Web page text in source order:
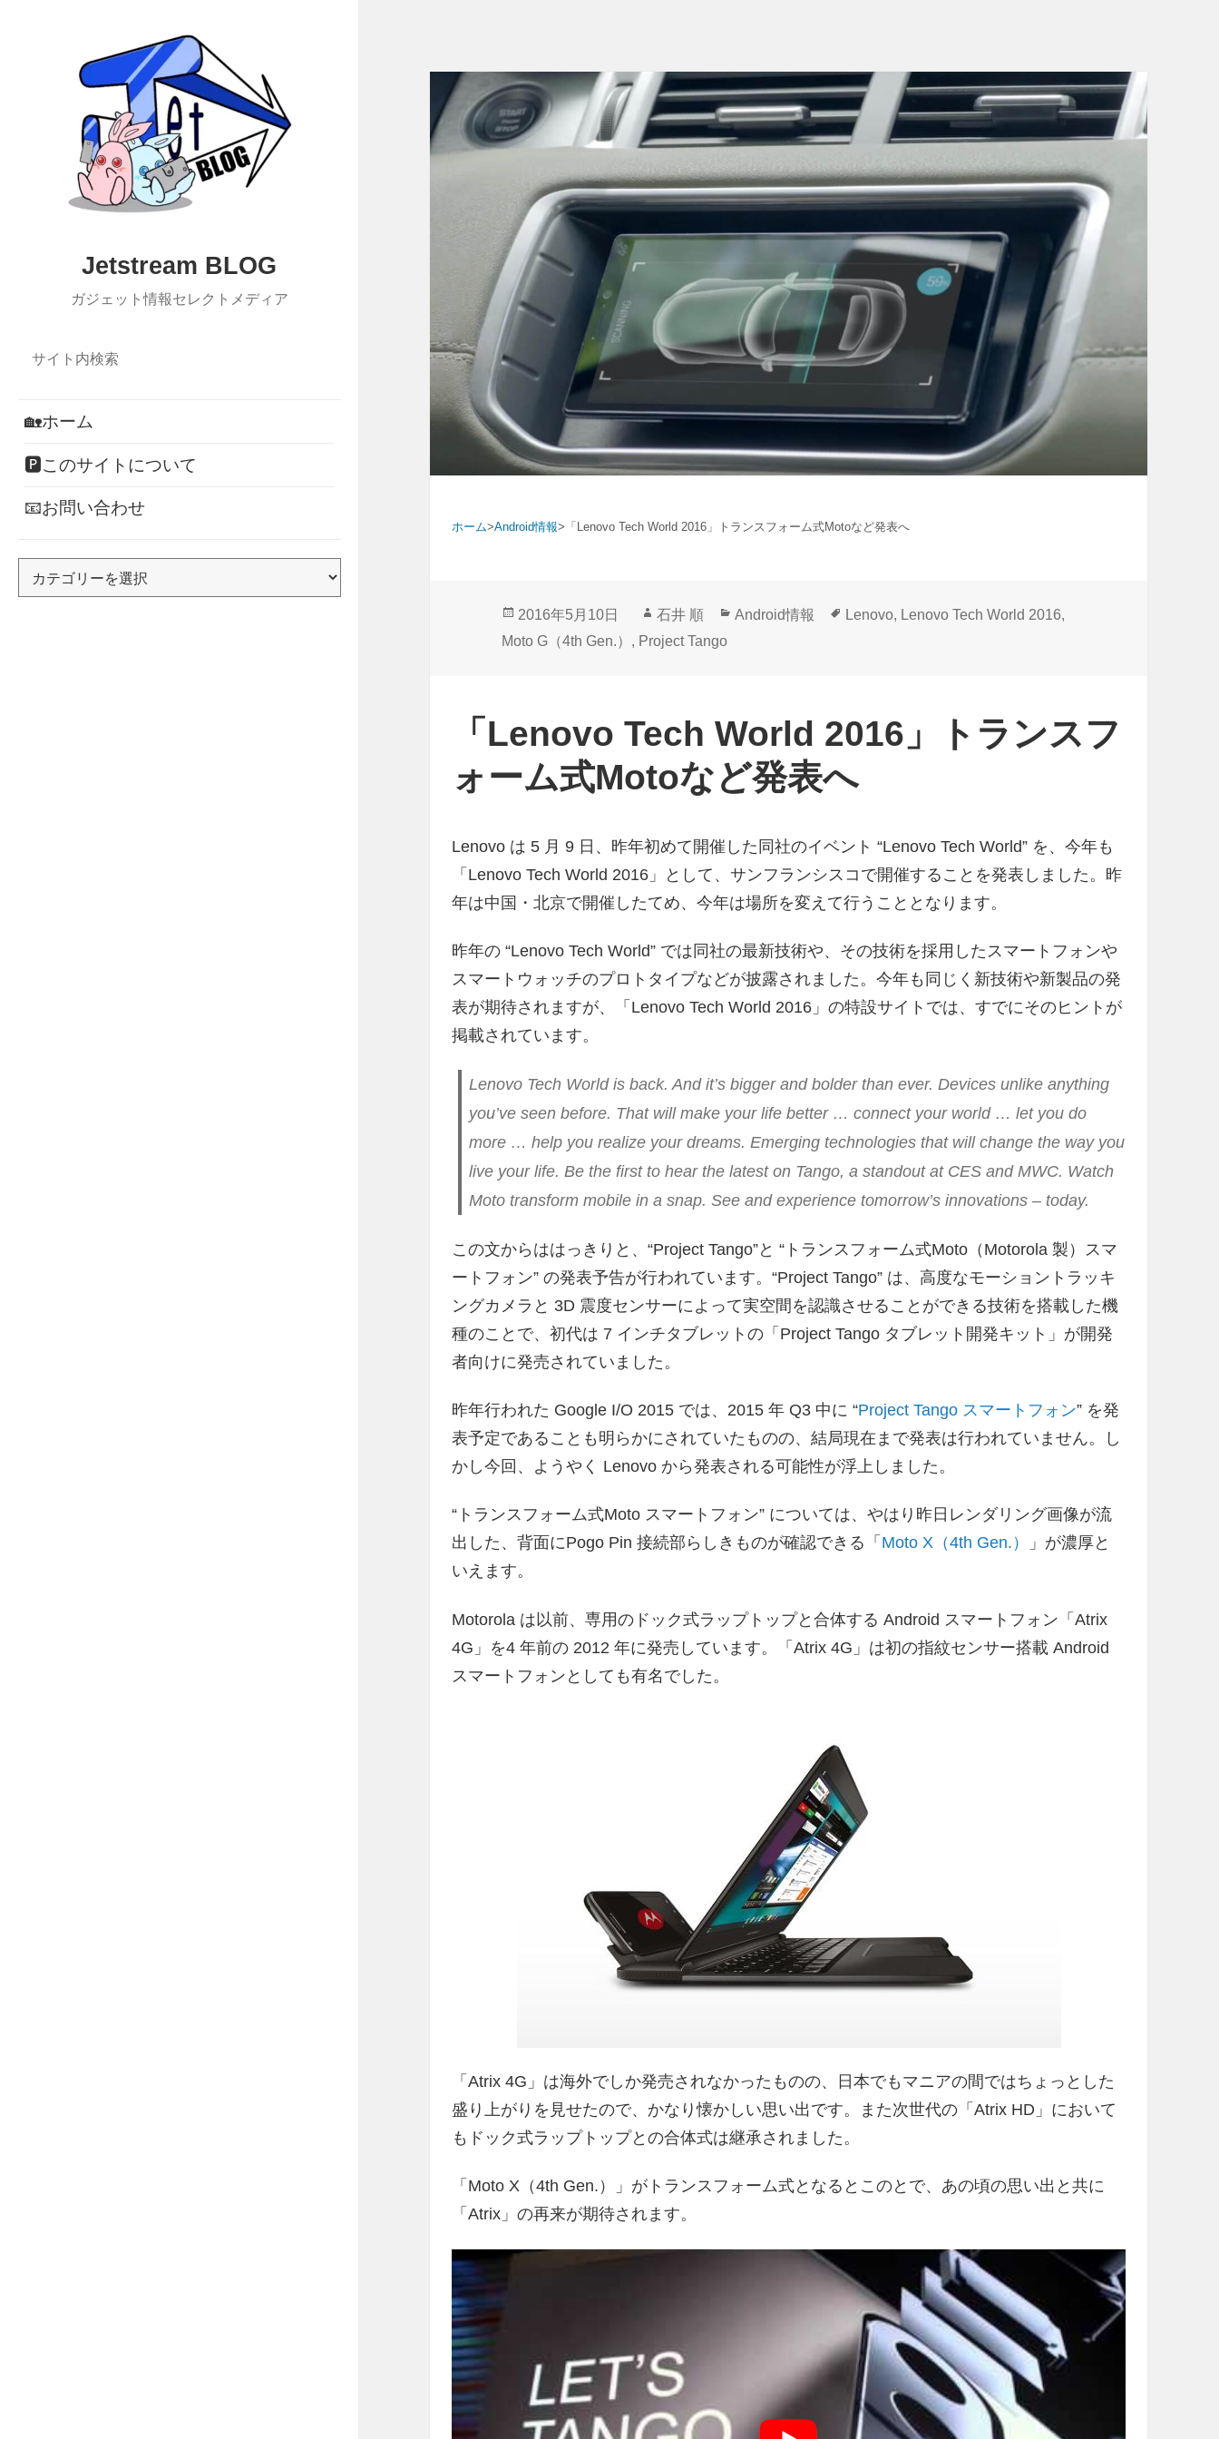
Jetstream BLOG
ガジェット情報セレクトメディア
🏡ホーム
🅿このサイトについて
📧お問い合わせ
ホーム>Android情報> 「Lenovo Tech World 2016」トランスフォーム式Motoなど発表へ
投
稿
2016年5月10日
作
成
石井 順
カ
Android情報
タ
Lenovo, Lenovo Tech World 2016,
Moto G（4th Gen.） , Project Tango
「Lenovo Tech World 2016」トランスフ
ォーム式Motoなど発表へ
Lenovo は 5 月 9 日、昨年初めて開催した同社のイベント “Lenovo Tech World” を、今年も
「Lenovo Tech World 2016」として、サンフランシスコで開催することを発表しました。昨
年は中国・北京で開催したてめ、今年は場所を変えて行うこととなります。
昨年の “Lenovo Tech World” では同社の最新技術や、その技術を採用したスマートフォンや
スマートウォッチのプロトタイプなどが披露されました。今年も同じく新技術や新製品の発
表が期待されますが、「Lenovo Tech World 2016」の特設サイトでは、すでにそのヒントが
掲載されています。
Lenovo Tech World is back. And it’s bigger and bolder than ever. Devices unlike anything
you’ve seen before. That will make your life better … connect your world … let you do
more … help you realize your dreams. Emerging technologies that will change the way you
live your life. Be the first to hear the latest on Tango, a standout at CES and MWC. Watch
Moto transform mobile in a snap. See and experience tomorrow’s innovations – today.
この文からははっきりと、“Project Tango”と “トランスフォーム式Moto（Motorola 製）スマ
ートフォン” の発表予告が行われています。“Project Tango” は、高度なモーショントラッキ
ングカメラと 3D 震度センサーによって実空間を認識させることができる技術を搭載した機
種のことで、初代は 7 インチタブレットの「Project Tango タブレット開発キット」が開発
者向けに発売されていました。
昨年行われた Google I/O 2015 では、2015 年 Q3 中に “Project Tango スマートフォン” を発
表予定であることも明らかにされていたものの、結局現在まで発表は行われていません。し
かし今回、ようやく Lenovo から発表される可能性が浮上しました。
“トランスフォーム式Moto スマートフォン” については、やはり昨日レンダリング画像が流
出した、背面にPogo Pin 接続部らしきものが確認できる「 Moto X（4th Gen.）
」が濃厚と
いえます。
Motorola は以前、専用のドック式ラップトップと合体する Android スマートフォン「Atrix
4G」を4 年前の 2012 年に発売しています。「Atrix 4G」は初の指紋センサー搭載 Android
スマートフォンとしても有名でした。
「Atrix 4G」は海外でしか発売されなかったものの、日本でもマニアの間ではちょっとした
盛り上がりを見せたので、かなり懐かしい思い出です。また次世代の「Atrix HD」において
もドック式ラップトップとの合体式は継承されました。
「Moto X（4th Gen.）」がトランスフォーム式となるとこのとで、あの頃の思い出と共に
「Atrix」の再来が期待されます。